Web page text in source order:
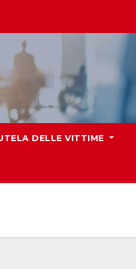
DELLE VITTIME